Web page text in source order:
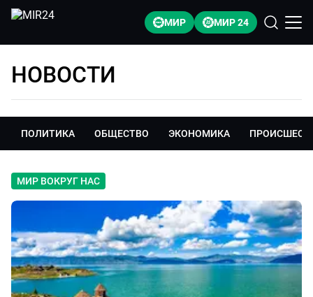
МИР МИР 24
НОВОСТИ
ПОЛИТИКА ОБЩЕСТВО ЭКОНОМИКА
МИР ВОКРУГ НАС